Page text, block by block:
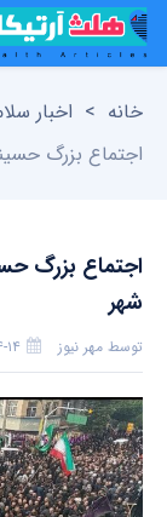
خانه > اخبار
اجتماع بزرگ
اجتماع بزرگ
شهر
توسط مهر نیوز